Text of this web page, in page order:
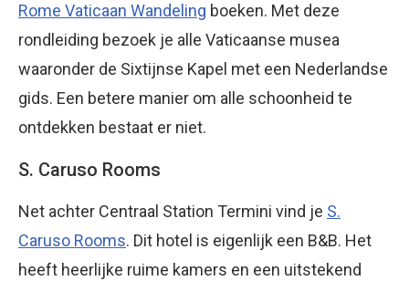
Rome Vaticaan Wandeling boeken. Met deze
rondleiding bezoek je alle Vaticaanse musea
waaronder de Sixtijnse Kapel met een Nederlandse
gids. Een betere manier om alle schoonheid te
ontdekken bestaat er niet.
S. Caruso Rooms
Net achter Centraal Station Termini vind je S.
Caruso Rooms. Dit hotel is eigenlijk een B&B. Het
heeft heerlijke ruime kamers en een uitstekend